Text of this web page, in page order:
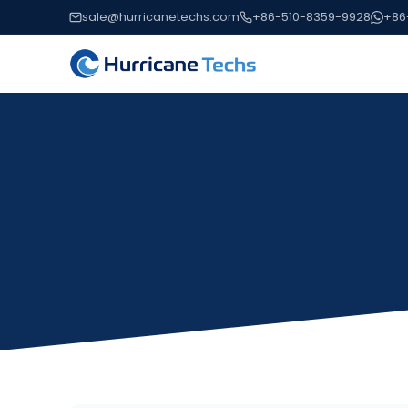
sale@hurricanetechs.com +86-510-8359-9928